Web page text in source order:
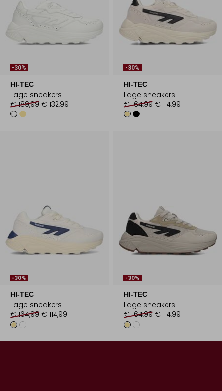
-30%
HI-TEC
Lage sneakers
€ 189,99 € 132,99
-30%
HI-TEC
Lage sneakers
€ 164,99 € 114,99
-30%
HI-TEC
Lage sneakers
€ 164,99 € 114,99
-30%
HI-TEC
Lage sneakers
€ 164,99 € 114,99